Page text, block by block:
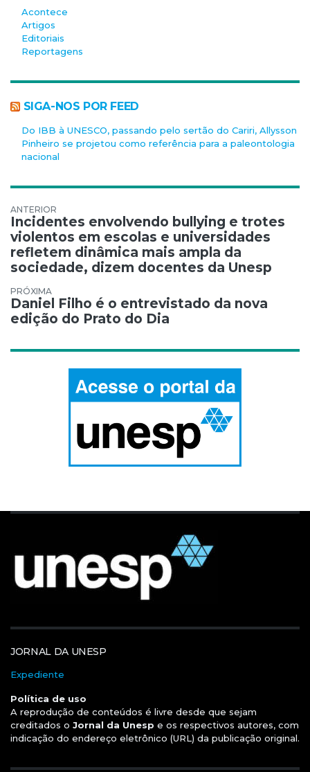
Acontece
Artigos
Editoriais
Reportagens
SIGA-NOS POR FEED
Do IBB à UNESCO, passando pelo sertão do Cariri, Allysson
Pinheiro se projetou como referência para a paleontologia
nacional
Navegação de Post
Incidentes envolvendo bullying e trotes
violentos em escolas e universidades
refletem dinâmica mais ampla da
sociedade, dizem docentes da Unesp
Daniel Filho é o entrevistado da nova
edição do Prato do Dia
JORNAL DA UNESP
Expediente
Política de uso
A reprodução de conteúdos é livre desde que sejam
creditados o Jornal da Unesp e os respectivos autores, com
indicação do endereço eletrônico (URL) da publicação original.